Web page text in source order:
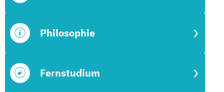
Fernstudium
Philosophie